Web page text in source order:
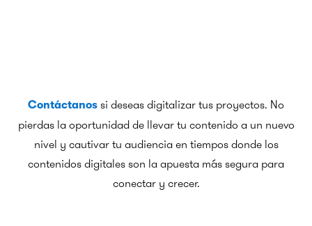
Contáctanos si deseas digitalizar tus proyectos. No
pierdas la oportunidad de llevar tu contenido a un nuevo
nivel y cautivar tu audiencia en tiempos donde los
contenidos digitales son la apuesta más segura para
conectar y crecer.